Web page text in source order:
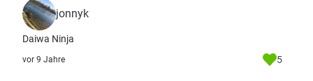
jonnyk
Daiwa Ninja
vor 9 Jahre 5